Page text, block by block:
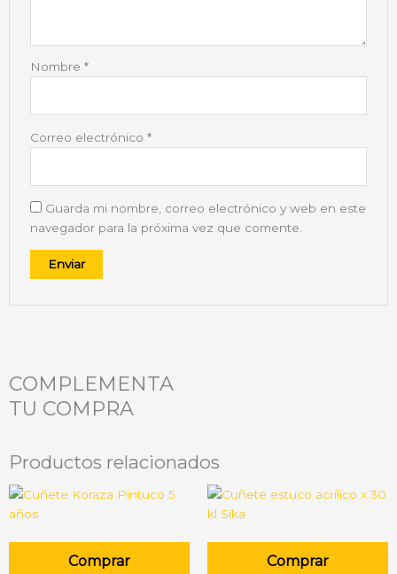
Nombre *
Correo electrónico *
Guarda mi nombre, correo electrónico y web en este
navegador para la próxima vez que comente.
COMPLEMENTA
TU COMPRA
Productos relacionados
Comprar Comprar